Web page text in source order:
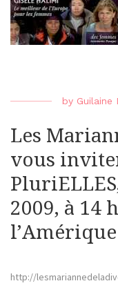
by Guilaine
Les
vous
2009, à 14
http://